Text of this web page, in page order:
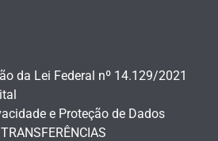
da Lei Federal nº 14.129/2021
e Proteção de Dados